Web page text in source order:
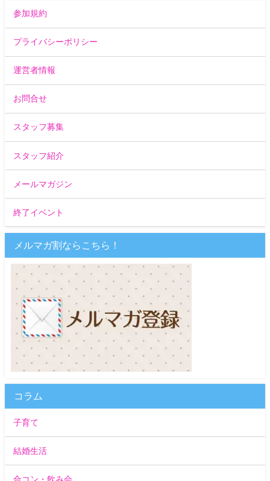
参加規約
プライバシーポリシー
運営者情報
お問合せ
スタッフ募集
スタッフ紹介
メールマガジン
終了イベント
メルマガ割ならこちら！
コラム
子育て
結婚生活
合コン・飲み会